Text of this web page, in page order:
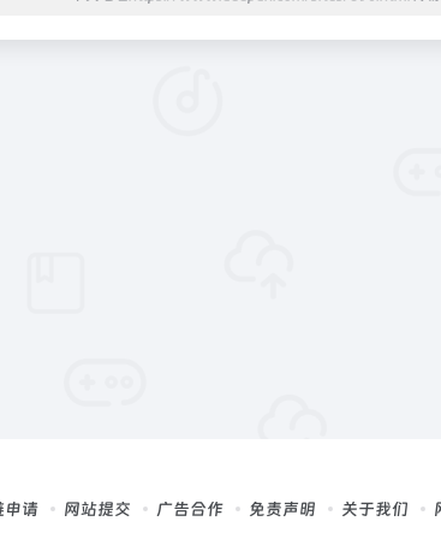
申请 网站提交 广告合作 免责声明 关于我们